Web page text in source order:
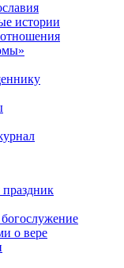
истории
праздник
о вере